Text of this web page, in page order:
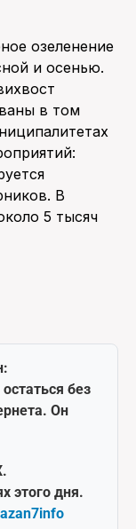
озеленение
и осенью.
в том
В
5 тысяч
без
Он
этого дня.